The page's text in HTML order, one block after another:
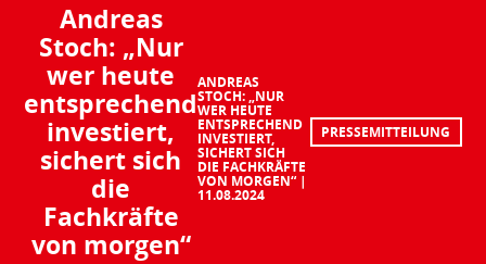
Andreas
Stoch: „Nur
wer heute
entsprechend
investiert,
sichert sich
die
Fachkräfte
von morgen“
ANDREAS
STOCH: „NUR
WER HEUTE
ENTSPRECHEND
INVESTIERT,
SICHERT SICH
DIE FACHKRÄFTE
VON MORGEN“
11.08.2024
PRESSEMITTEILUNG